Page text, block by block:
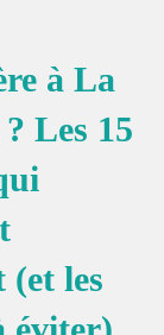
à La
Les 15
(et les